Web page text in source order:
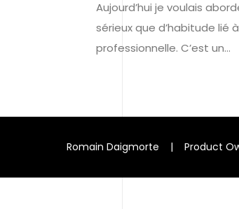
Aujourd’hui je voulais
sérieux que d’habitude lié
professionnelle. C’est un…
Romain Daigmorte | Product